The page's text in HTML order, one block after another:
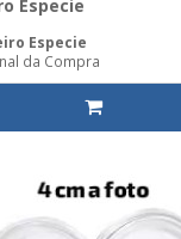
Especie
Especie
da Compra